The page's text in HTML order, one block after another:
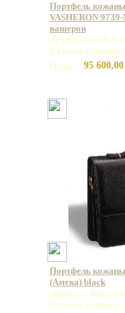
Портфель
VASHERON
вашерон
Артикул: 9739
Базовая
Цена:
95
Портфель
(Амека) black
Артикул: Ameca
Базовая